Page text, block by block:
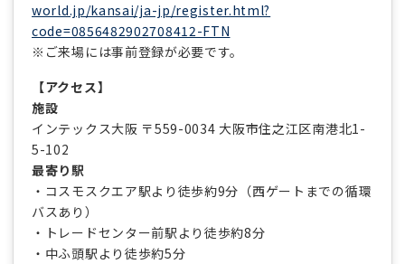
world.jp/kansai/ja-jp/register.html?
code=0856482902708412-FTN
※ご来場には事前登録が必要です。
【アクセス】
施設
インテックス大阪 〒559-0034 大阪市住之江区南港北1-
5-102
最寄り駅
・コスモスクエア駅より徒歩約9分（西ゲートまでの循環
バスあり）
・トレードセンター前駅より徒歩約8分
・中ふ頭駅より徒歩約5分